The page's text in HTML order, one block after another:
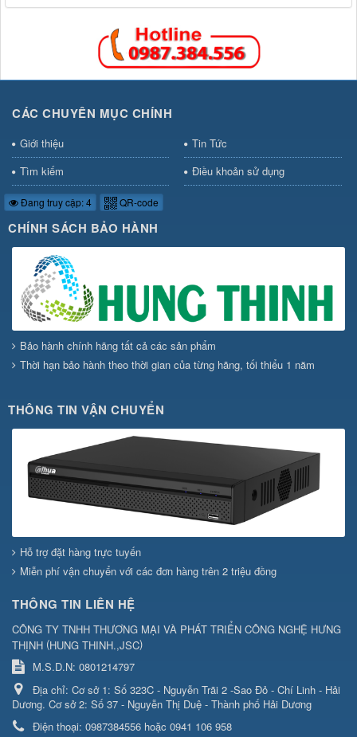
CÁC CHUYÊN MỤC CHÍNH
Giới thiệu
Tin Tức
Tìm kiếm
Điều khoản sử dụng
Đang truy cập: 4 QR-code
CHÍNH SÁCH BẢO HÀNH
Bảo hành chính hãng tất cả các sản phẩm
Thời hạn bảo hành theo thời gian của từng hãng, tối thiểu 1 năm
THÔNG TIN VẬN CHUYỂN
Hỗ trợ đặt hàng trực tuyến
Miễn phí vận chuyển với các đơn hàng trên 2 triệu đồng
THÔNG TIN LIÊN HỆ
CÔNG TY TNHH THƯƠNG MẠI VÀ PHÁT TRIỂN CÔNG NGHỆ HƯNG
THỊNH (HUNG THINH.,JSC)
M.S.D.N: 0801214797
Địa chỉ: Cơ sở 1: Số 323C - Nguyễn Trãi 2 -Sao Đỏ - Chí Linh - Hải
Dương. Cơ sở 2: Số 37 - Nguyễn Thị Duệ - Thành phố Hải Dương
Điện thoại: 0987384556 hoặc 0941 106 958